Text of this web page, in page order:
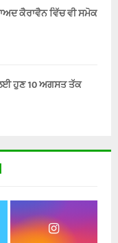
ਕੈਰਾਵੈਨ ਵਿੱਚ ਵੀ ਸਮੋਕ
ਹੁਣ 10 ਅਗਸਤ ਤੱਕ